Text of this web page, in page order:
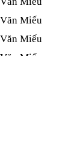
Miếu​​​​
Miếu​​​​
Miếu​​​​